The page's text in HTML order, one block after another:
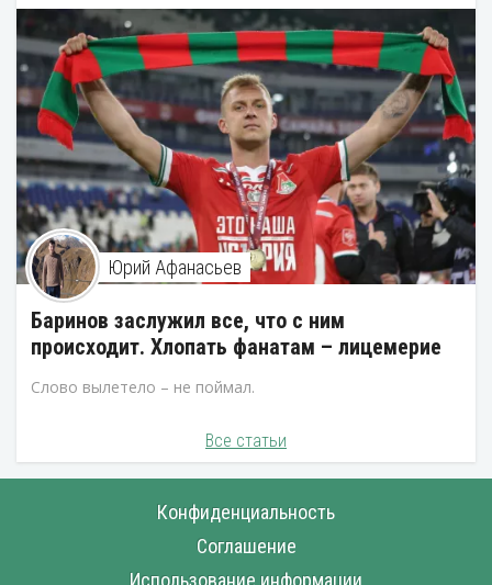
Юрий Афанасьев
Баринов заслужил все, что с ним
происходит. Хлопать фанатам – лицемерие
Слово вылетело – не поймал.
Все статьи
Конфиденциальность
Соглашение
Использование информации